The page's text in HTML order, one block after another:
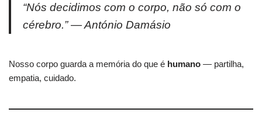
“Nós decidimos com o corpo, não só com o
cérebro.” — António Damásio
Nosso corpo guarda a memória do que é humano — partilha,
empatia, cuidado.